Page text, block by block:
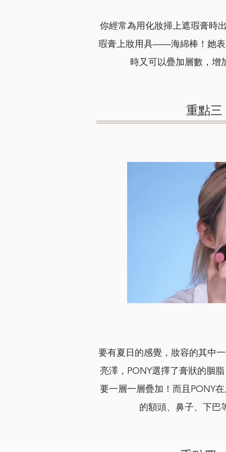
你經常為用化妝掃上遮瑕膏時
瑕膏上妝用具——海綿棒！她表
時又可以疊加層數，增
重點三
要有夏日的感覺，妝容的其中
亮澤，PONY選擇了膏狀的胭
要一層一層疊加！而且PONY
的額頭、鼻子、下巴